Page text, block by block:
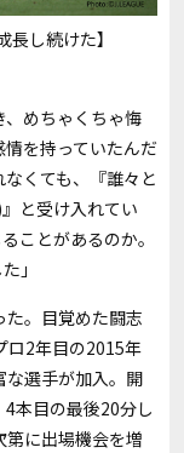
し続けた】
、めちゃくちゃ悔
を持っていたんだ
くても、『誰々と
と受け入れてい
ことがあるのか。
」
。目覚めた闘志
ロ2年目の2015年
な選手が加入。開
本目の最後20分し
に出場機会を増